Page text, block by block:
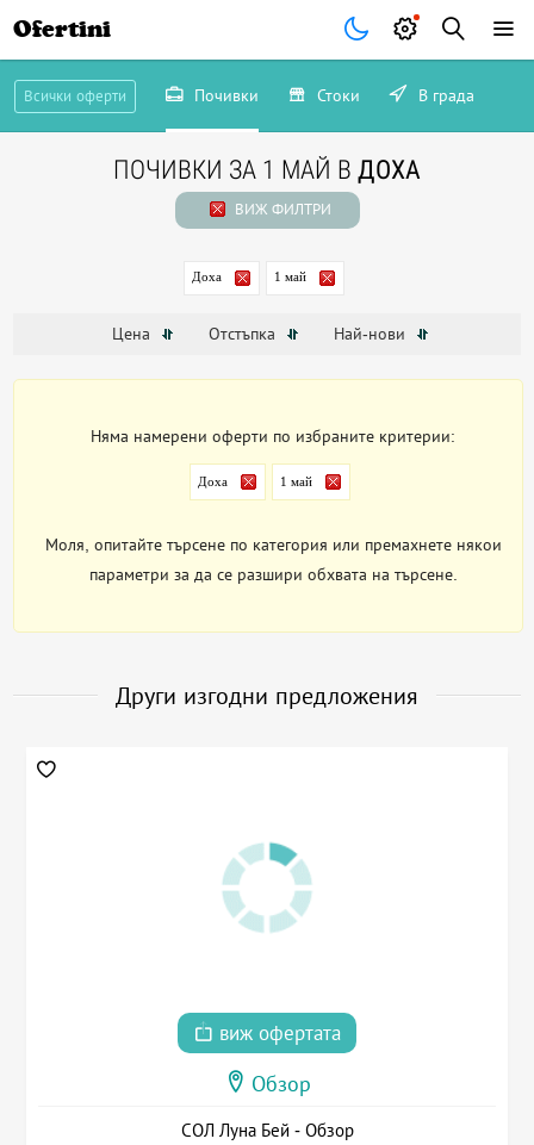
Ofertini
Всички оферти Почивки Стоки В града
ПОЧИВКИ ЗА 1 МАЙ В ДОХА
ВИЖ ФИЛТРИ
Доха 1 май
Цена Отстъпка Най-нови
Няма намерени оферти по избраните критерии:
Доха 1 май
Моля, опитайте търсене по категория или премахнете някои
параметри за да се разшири обхвата на търсене.
Други изгодни предложения
виж офертата
Обзор
СОЛ Луна Бей - Обзор